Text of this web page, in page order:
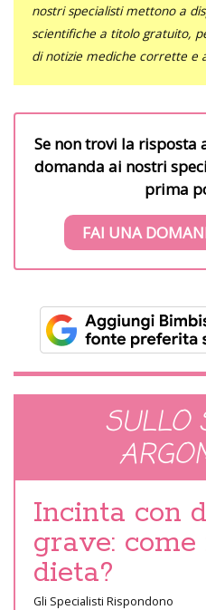
nostri specialisti mettono a
scientifiche a titolo gratuito,
di notizie mediche corrette e
Se non trovi la
domanda ai nostri
prima
FAI UNA
SULLO
Incinta con
grave:
dieta?
Gli Specialisti Rispondono